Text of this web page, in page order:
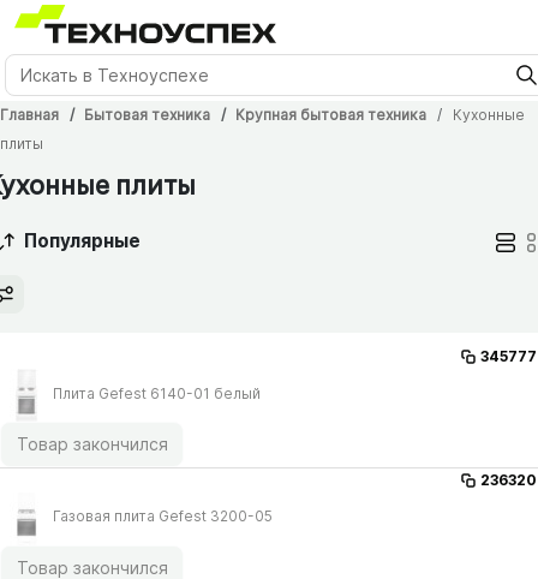
Главная Бытовая техника Крупная бытовая техника
Кухонные
плиты
плиты
Популярные
345777
Плита Gefest 6140-01 белый
Товар закончился
236320
Газовая плита Gefest 3200-05
Товар закончился